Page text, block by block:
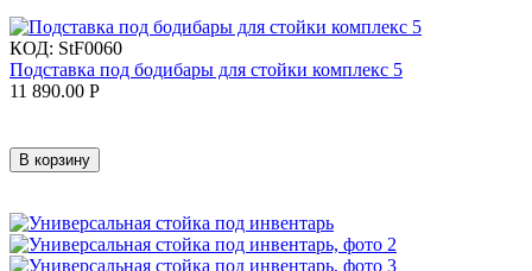
КОД: StF0060
Подставка под бодибары для стойки комплекс 5
11 890.00 Р
В корзину